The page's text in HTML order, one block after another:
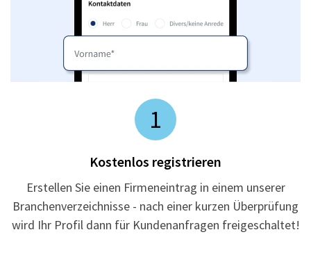
1
Kostenlos registrieren
Erstellen Sie einen Firmeneintrag in einem unserer
Branchenverzeichnisse - nach einer kurzen Überprüfung
wird Ihr Profil dann für Kundenanfragen freigeschaltet!